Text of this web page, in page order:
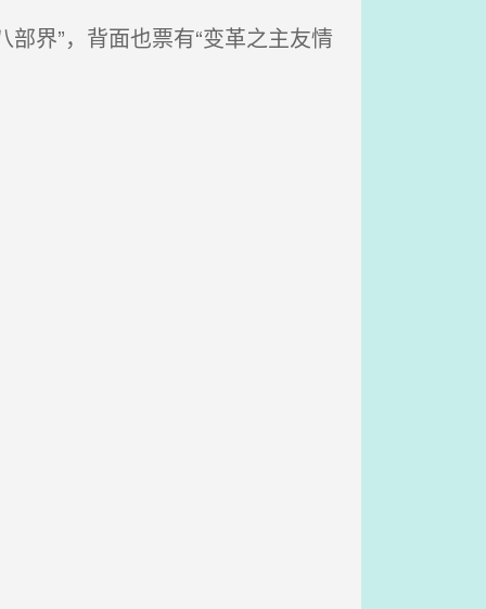
界”，背面也票有“变革之主友情